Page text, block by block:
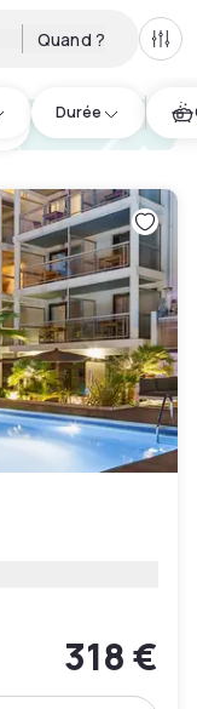
Quand ?
Durée
318 €